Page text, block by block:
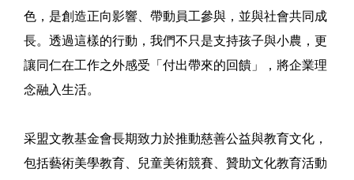
色，是創造正向影響、帶動員工參與，並與社會共同成
長。透過這樣的行動，我們不只是支持孩子與小農，更
讓同仁在工作之外感受「付出帶來的回饋」，將企業理
念融入生活。
采盟文教基金會長期致力於推動慈善公益與教育文化，
包括藝術美學教育、兒童美術競賽、贊助文化教育活動